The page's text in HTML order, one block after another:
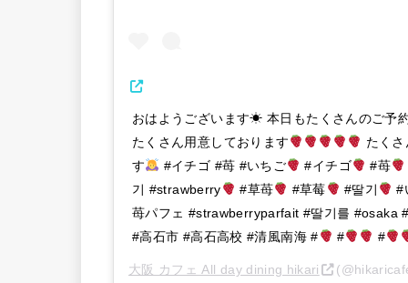
おはようございます☀ 本日もたくさんのご予
たくさん用意しております
たく
す
#イチゴ #苺 #いちご #イチゴ #苺
기 #strawberry
#草苺 #草莓 #딸기
#
苺パフェ #strawberryparfait #딸기를 #osaka
#高石市 #高石高校 #清風南海 #
# #
大阪 カフェ All day dining hikari